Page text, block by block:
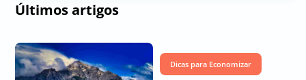
Últimos artigos
Dicas para Economizar